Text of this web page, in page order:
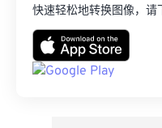
快速轻松地转换图像，请